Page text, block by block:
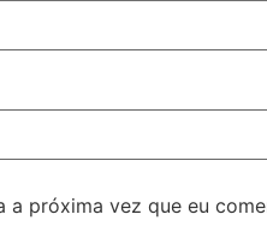
a próxima vez que eu